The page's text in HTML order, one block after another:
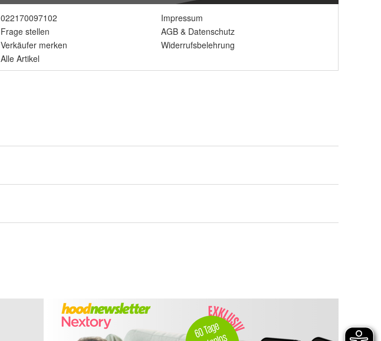
022170097102
Frage stellen
Verkäufer merken
Alle Artikel
Impressum
AGB & Datenschutz
Widerrufsbelehrung